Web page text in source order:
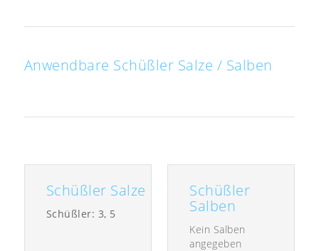
Anwendbare Schüßler Salze / Salben
Schüßler
Salben
Kein Salben
angegeben
Schüßler Salze
Schüßler: 3, 5